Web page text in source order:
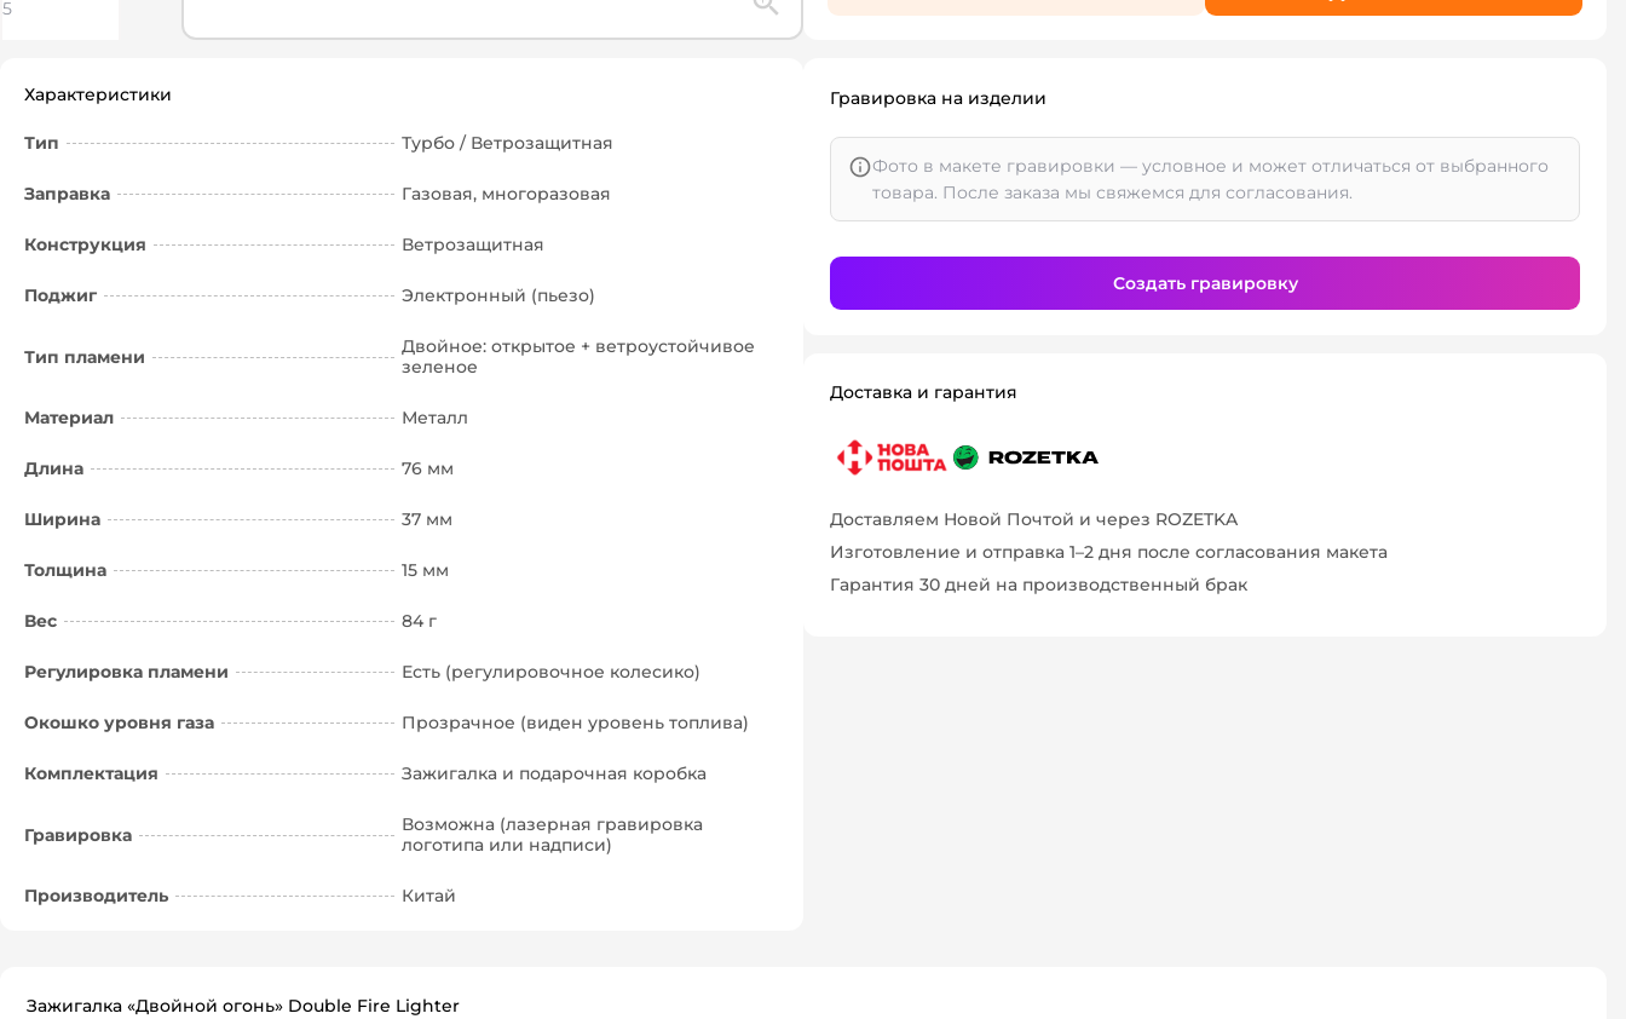
Характеристики
Тип Турбо / Ветрозащитная
Заправка Газовая, многоразовая
Конструкция Ветрозащитная
Поджиг Электронный (пьезо)
Тип пламени
Двойное: открытое + ветроустойчивое
зеленое
Материал Металл
Длина 76 мм
Ширина 37 мм
Толщина 15 мм
Вес 84 г
Регулировка пламени Есть (регулировочное колесико)
Окошко уровня газа Прозрачное (виден уровень топлива)
Комплектация Зажигалка и подарочная коробка
Гравировка
Возможна (лазерная гравировка
логотипа или надписи)
Производитель Китай
Гравировка на изделии
Фото в макете гравировки — условное и может отличаться от выбранного
товара. После заказа мы свяжемся для согласования.
Создать гравировку
Доставка и гарантия
Доставляем Новой Почтой и через ROZETKA
Изготовление и отправка 1–2 дня после согласования макета
Гарантия 30 дней на производственный брак
Зажигалка «Двойной огонь» Double Fire Lighter